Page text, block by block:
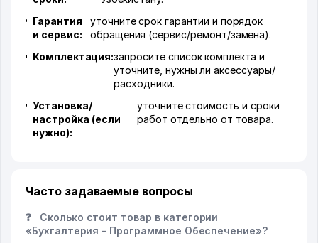
Гарантия
и сервис:
уточните срок гарантии и порядок
обращения (сервис/ремонт/замена).
Комплектация:запросите список комплекта и
уточните, нужны ли аксессуары/
расходники.
Установка/
настройка (если
нужно):
уточните стоимость и сроки
работ отдельно от товара.
Часто задаваемые вопросы
❓
Сколько стоит товар в категории
«Бухгалтерия - Программное Обеспечение»?